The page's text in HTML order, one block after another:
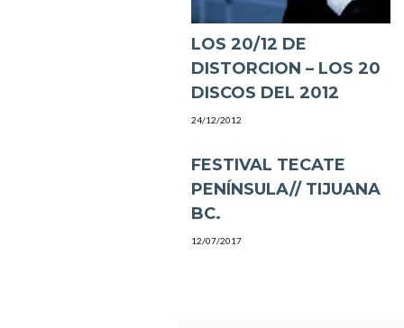
LOS 20/12 DE
DISTORCION – LOS 20
DISCOS DEL 2012
24/12/2012
FESTIVAL TECATE
PENÍNSULA// TIJUANA
BC.
12/07/2017